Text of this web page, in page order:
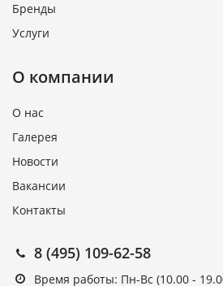
Бренды
Услуги
О компании
О нас
Галерея
Новости
Вакансии
Контакты
8 (495) 109-62-58
Время работы: Пн-Вс (10.00 -